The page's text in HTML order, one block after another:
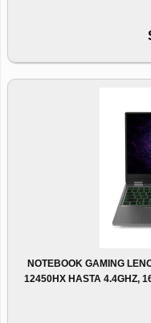
NOTEBOOK GAMING
12450HX HASTA 4.4GHZ,